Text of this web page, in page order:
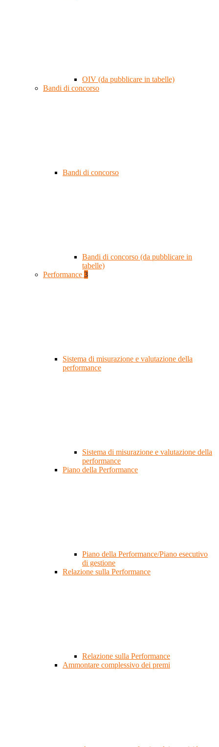
OIV (da pubblicare in tabelle)
Bandi di concorso
Bandi di concorso
Bandi di concorso (da pubblicare in
tabelle)
Performance 3
Sistema di misurazione e valutazione della
performance
Sistema di misurazione e valutazione della
performance
Piano della Performance
Piano della Performance/Piano esecutivo
di gestione
Relazione sulla Performance
Relazione sulla Performance
Ammontare complessivo dei premi